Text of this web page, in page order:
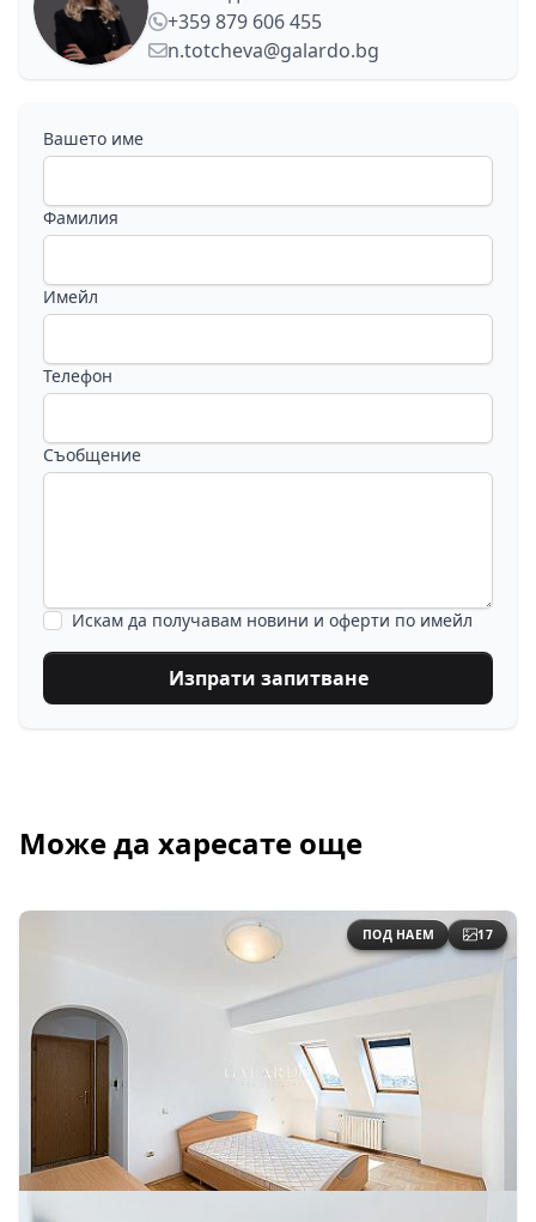
+359 879 606 455
n.totcheva@galardo.bg
Вашето име
Фамилия
Имейл
Телефон
Съобщение
Искам да получавам новини и оферти по имейл
Изпрати запитване
Може да харесате още
ПОД НАЕМ 17